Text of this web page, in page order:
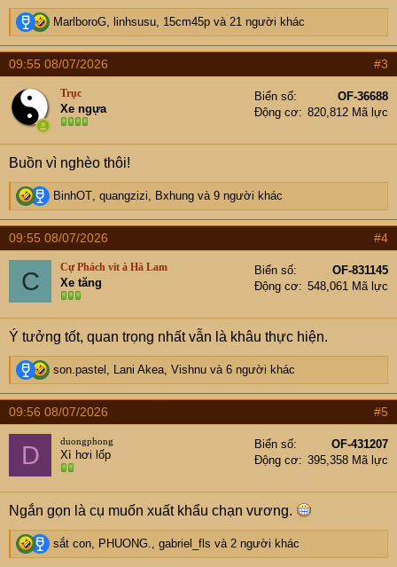
R
e
a
c
s
:
MarlboroG, linhsusu, 15cm45p và 21 người khác
09:55 08/07/2026 #3
Trục
Xe ngựa
Biển số
OF-36688
Động cơ
820,812 Mã lực
Buồn vì nghèo thôi!
R
e
a
c
s
:
BinhOT, quangzizi, Bxhung và 9 người khác
09:55 08/07/2026 #4
C Cự Phách vit à Hà Lam
Xe tăng
Biển số
OF-831145
Động cơ
548,061 Mã lực
Ý tưởng tốt, quan trọng nhất vẫn là khâu thực hiện.
R
e
a
c
s
:
son.pastel , Lani Akea, Vishnu và 6 người khác
09:56 08/07/2026 #5
D duongphong
Xì hơi lốp
Biển số
OF-431207
Động cơ
395,358 Mã lực
Ngắn gọn là cụ muốn xuất khẩu chạn vương.
R
e
sắt con, PHUONG., gabriel_fls và 2 người khác